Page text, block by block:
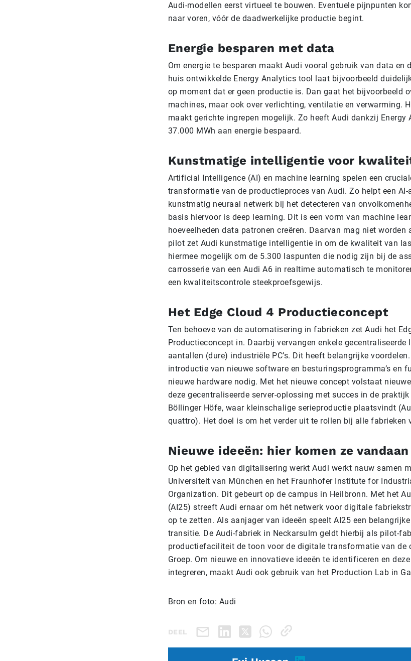
Audi-modellen eerst virtueel te bouwen. Eventuele pijnpunten
naar voren, vóór de daadwerkelijke productie begint.
Energie besparen met data
Om energie te besparen maakt Audi vooral gebruik van data en
huis ontwikkelde Energy Analytics tool laat bijvoorbeeld
op moment dat er geen productie is. Dan gaat het bijvoorbeeld
machines, maar ook over verlichting, ventilatie en verwarming.
maakt gerichte ingrepen mogelijk. Zo heeft Audi dankzij Energy
37.000 MWh aan energie bespaard.
Kunstmatige intelligentie voor
Artificial Intelligence (AI) en machine learning spelen een
transformatie van de productieproces van Audi. Zo helpt een
kunstmatig neuraal netwerk bij het detecteren van
basis hiervoor is deep learning. Dit is een vorm van machine
hoeveelheden data patronen creëren. Daarvan mag niet worden
pilot zet Audi kunstmatige intelligentie in om de kwaliteit van
hiermee mogelijk om de 5.300 laspunten die nodig zijn bij de
carrosserie van een Audi A6 in realtime automatisch te
een kwaliteitscontrole steekproefsgewijs.
Het Edge Cloud 4 Productieconcept
Ten behoeve van de automatisering in fabrieken zet Audi het
Productieconcept in. Daarbij vervangen enkele gecentraliseerde
aantallen (dure) industriële PC’s. Dit heeft belangrijke
introductie van nieuwe software en besturingsprogramma’s en
nieuwe hardware nodig. Met het nieuwe concept volstaat
deze gecentraliseerde server-oplossing met succes in de
Böllinger Höfe, waar kleinschalige serieproductie plaatsvindt
quattro). Het doel is om het verder uit te rollen bij alle fabrieken
Nieuwe ideeën: hier komen ze vandaan
Op het gebied van digitalisering werkt Audi werkt nauw samen
Universiteit van München en het Fraunhofer Institute for
Organization. Dit gebeurt op de campus in Heilbronn. Met het
(AI25) streeft Audi ernaar om hét netwerk voor digitale
op te zetten. Als aanjager van ideeën speelt AI25 een
transitie. De Audi-fabriek in Neckarsulm geldt hierbij als pilot-
productiefaciliteit de toon voor de digitale transformatie van de
Groep. Om nieuwe en innovatieve ideeën te identificeren en
integreren, maakt Audi ook gebruik van het Production Lab in
Bron en foto: Audi
DEEL